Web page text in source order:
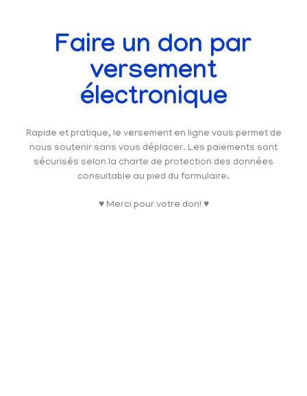
Faire un don par
versement
électronique
Rapide et pratique, le versement en ligne vous permet de
nous soutenir sans vous déplacer. Les paiements sont
sécurisés selon la charte de protection des données
consultable au pied du formulaire.
♥ Merci pour votre don! ♥